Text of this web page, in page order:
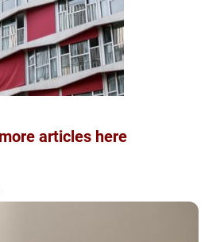
articles here